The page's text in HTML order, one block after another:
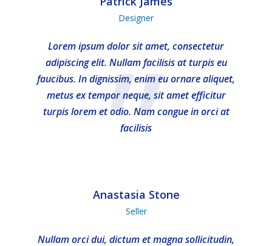
Designer
”
Lorem ipsum dolor sit amet, consectetur
adipiscing elit. Nullam facilisis at turpis eu
faucibus. In dignissim, enim eu ornare aliquet,
metus ex tempor neque, sit amet efficitur
turpis lorem et odio. Nam congue in orci at
facilisis
Anastasia Stone
Seller
Nullam orci dui, dictum et magna sollicitudin,